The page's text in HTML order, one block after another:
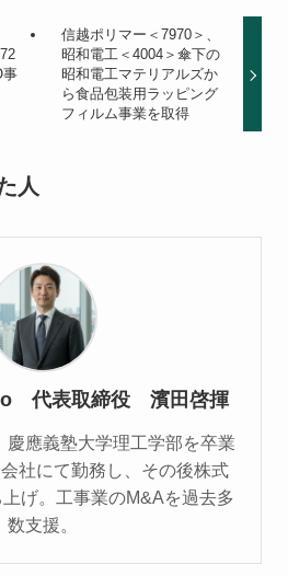
事
信越ポリマー＜7970＞、
昭和電工＜4004＞傘下の
昭和電工マテリアルズか
ら食品包装用ラッピング
フィルム事業を取得
人
代表取締役 濱田啓揮
慶應義塾大学理工学部を卒業
社にて勤務し、その後株式
げ。工事業のM&Aを過去多
数支援。